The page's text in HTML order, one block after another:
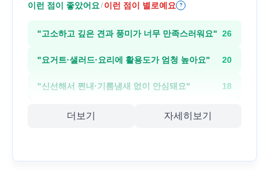
이런 점이 좋았어요 / 이런 점이 별로예요 ?
"고소하고 깊은 견과 풍미가 너무 만족스러워요" 26
"요거트·샐러드·요리에 활용도가 엄청 높아요" 20
"신선해서 쩐내·기름냄새 없이 안심돼요" 18
더보기 자세히보기